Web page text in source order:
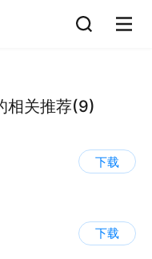
相关推荐(9)
下载
下载